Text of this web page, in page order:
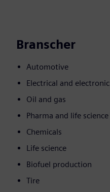
Branscher
Automotive
Electrical and electronic
Oil and gas
Pharma and life science
Chemicals
Life science
Biofuel production
Tire